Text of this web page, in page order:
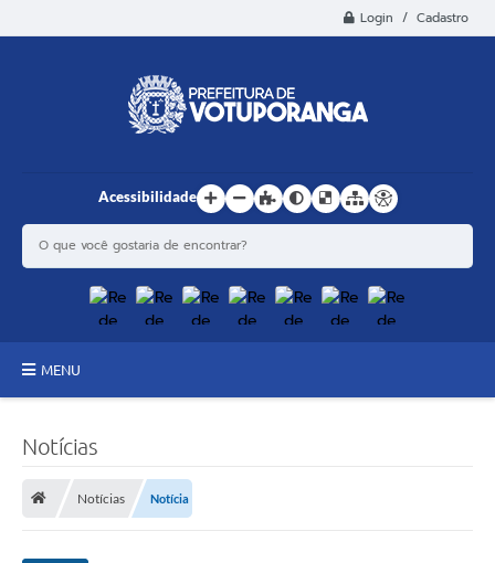
Login / Cadastro
Acessibilidade
MENU
A História
Notícias
Notícias Notícia